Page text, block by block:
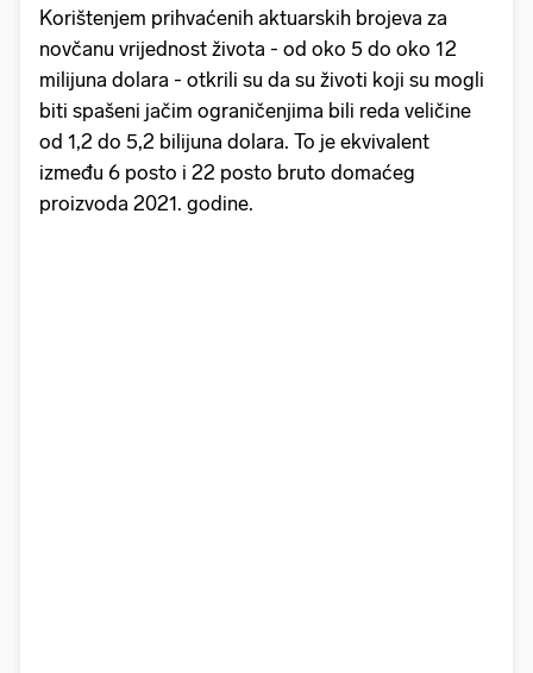
Korištenjem prihvaćenih aktuarskih brojeva za
novčanu vrijednost života - od oko 5 do oko 12
milijuna dolara - otkrili su da su životi koji su mogli
biti spašeni jačim ograničenjima bili reda veličine
od 1,2 do 5,2 bilijuna dolara. To je ekvivalent
između 6 posto i 22 posto bruto domaćeg
proizvoda 2021. godine.